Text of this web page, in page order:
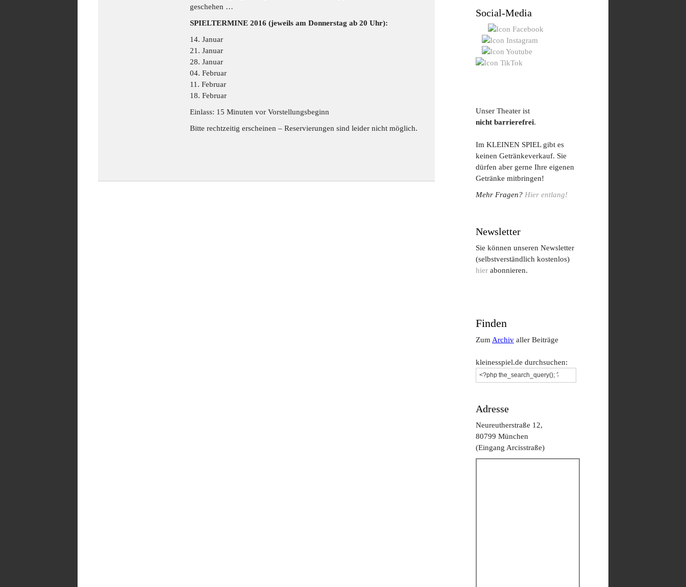
geschehen …
SPIELTERMINE 2016 (jeweils am Donnerstag ab 20 Uhr):
14. Januar
21. Januar
28. Januar
04. Februar
11. Februar
18. Februar
Einlass: 15 Minuten vor Vorstellungsbeginn
Bitte rechtzeitig erscheinen – Reservierungen sind leider nicht möglich.
Social-Media
Unser Theater ist
nicht barrierefrei.
Im KLEINEN SPIEL gibt es
keinen Getränkeverkauf. Sie
dürfen aber gerne Ihre eigenen
Getränke mitbringen!
Mehr Fragen? Hier entlang!
Newsletter
Sie können unseren Newsletter
(selbstverständlich kostenlos)
hier abonnieren.
Finden
Zum Archiv aller Beiträge
kleinesspiel.de durchsuchen:
Adresse
Neureutherstraße 12,
80799 München
(Eingang Arcisstraße)